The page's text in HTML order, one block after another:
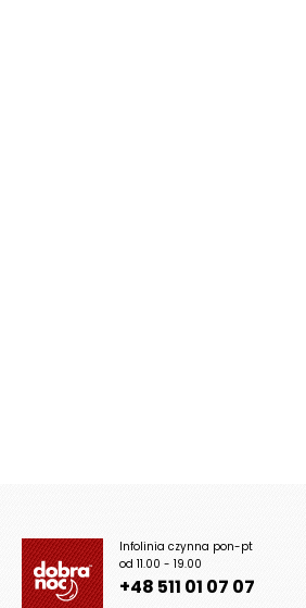
Infolinia czynna pon-pt
od 11.00 - 19.00
+48 511 01 07 07